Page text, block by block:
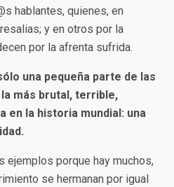
hablantes, quienes, en
y en otros por la
por la afrenta sufrida.
una pequeña parte de las
más brutal, terrible,
en la historia mundial: una
ejemplos porque hay muchos,
se hermanan por igual